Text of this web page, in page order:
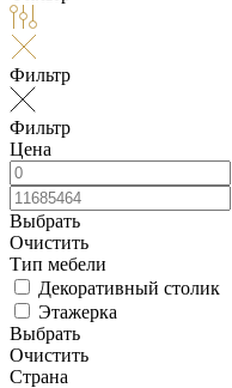
Фильтр
Фильтр
Цена
Выбрать
Очистить
Тип мебели
Декоративный столик
Этажерка
Выбрать
Очистить
Страна